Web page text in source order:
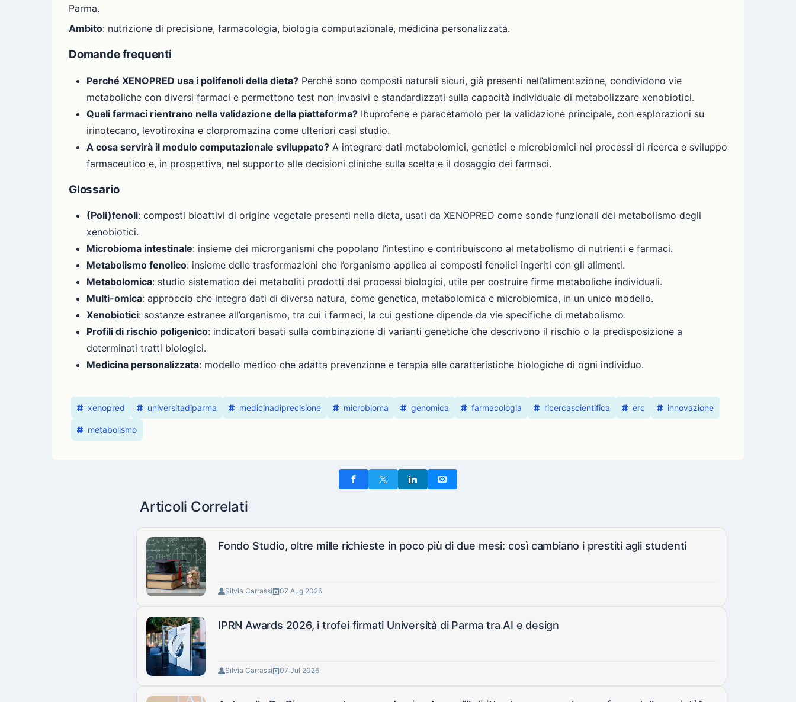
Parma.
Ambito: nutrizione di precisione, farmacologia, biologia computazionale, medicina personalizzata.
Domande frequenti
Perché XENOPRED usa i polifenoli della dieta? Perché sono composti naturali sicuri, già presenti nell’alimentazione, condividono vie
metaboliche con diversi farmaci e permettono test non invasivi e standardizzati sulla capacità individuale di metabolizzare xenobiotici.
Quali farmaci rientrano nella validazione della piattaforma? Ibuprofene e paracetamolo per la validazione principale, con esplorazioni su
irinotecano, levotiroxina e clorpromazina come ulteriori casi studio.
A cosa servirà il modulo computazionale sviluppato? A integrare dati metabolomici, genetici e microbiomici nei processi di ricerca e sviluppo
farmaceutico e, in prospettiva, nel supporto alle decisioni cliniche sulla scelta e il dosaggio dei farmaci.
Glossario
(Poli)fenoli: composti bioattivi di origine vegetale presenti nella dieta, usati da XENOPRED come sonde funzionali del metabolismo degli
xenobiotici.
Microbioma intestinale: insieme dei microrganismi che popolano l’intestino e contribuiscono al metabolismo di nutrienti e farmaci.
Metabolismo fenolico: insieme delle trasformazioni che l’organismo applica ai composti fenolici ingeriti con gli alimenti.
Metabolomica: studio sistematico dei metaboliti prodotti dai processi biologici, utile per costruire firme metaboliche individuali.
Multi-omica: approccio che integra dati di diversa natura, come genetica, metabolomica e microbiomica, in un unico modello.
Xenobiotici: sostanze estranee all’organismo, tra cui i farmaci, la cui gestione dipende da vie specifiche di metabolismo.
Profili di rischio poligenico: indicatori basati sulla combinazione di varianti genetiche che descrivono il rischio o la predisposizione a
determinati tratti biologici.
Medicina personalizzata: modello medico che adatta prevenzione e terapia alle caratteristiche biologiche di ogni individuo.
xenopred universitadiparma medicinadiprecisione microbioma genomica farmacologia ricercascientifica erc innovazione
metabolismo
Articoli Correlati
Fondo Studio, oltre mille richieste in poco più di due mesi: così cambiano i prestiti agli studenti
Silvia Carrassi 07 Aug 2026
IPRN Awards 2026, i trofei firmati Università di Parma tra AI e design
Silvia Carrassi 07 Jul 2026